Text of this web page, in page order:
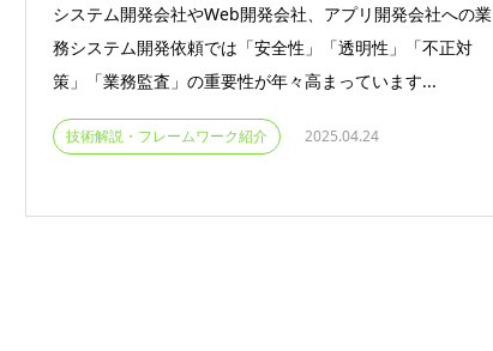
システム開発会社やWeb開発会社、アプリ開発会社への業
務システム開発依頼では「安全性」「透明性」「不正対
策」「業務監査」の重要性が年々高まっています...
技術解説・フレームワーク紹介 2025.04.24